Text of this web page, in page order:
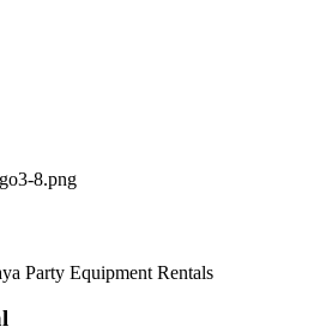
Party Equipment Rentals